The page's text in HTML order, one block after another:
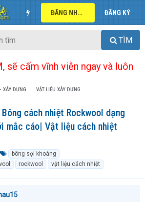
ĐĂNG NHẬP ĐĂNG KÝ
TÌM
sẽ cấm vĩnh viễn ngay và luôn
XÂY DỰNG VẬT LIỆU XÂY DỰNG
Bông cách nhiệt Rockwool dạng
mắc cáo| Vật liệu cách nhiệt
ừ
k
h
a
bông sợi khoáng
rockwool vật liệu cách nhiệt